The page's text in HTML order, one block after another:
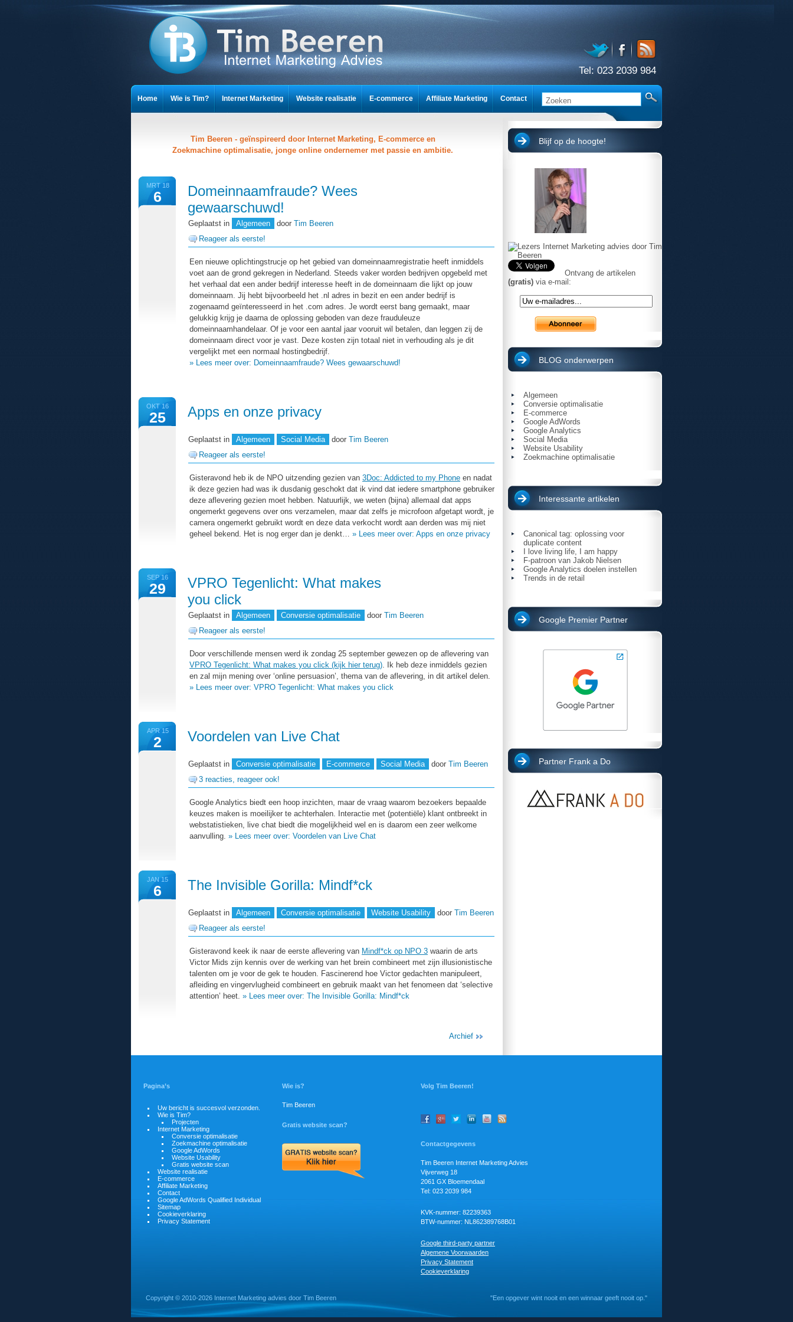
Tel:023 2039 984
Home Wie is Tim? Internet Marketing Website realisatie E-commerce Affiliate Marketing Contact
Tim Beeren - geïnspireerd door Internet Marketing, E-commerce en
Zoekmachine optimalisatie, jonge online ondernemer met passie en ambitie.
MRT 18
6
Domeinnaamfraude? Wees
gewaarschuwd!
Geplaatst in Algemeen door Tim Beeren
Reageer als eerste!
Een nieuwe oplichtingstrucje op het gebied van domeinnaamregistratie heeft inmiddels
voet aan de grond gekregen in Nederland. Steeds vaker worden bedrijven opgebeld met
het verhaal dat een ander bedrijf interesse heeft in de domeinnaam die lijkt op jouw
domeinnaam. Jij hebt bijvoorbeeld het .nl adres in bezit en een ander bedrijf is
zogenaamd geïnteresseerd in het .com adres. Je wordt eerst bang gemaakt, maar
gelukkig krijg je daarna de oplossing geboden van deze frauduleuze
domeinnaamhandelaar. Of je voor een aantal jaar vooruit wil betalen, dan leggen zij de
domeinnaam direct voor je vast. Deze kosten zijn totaal niet in verhouding als je dit
vergelijkt met een normaal hostingbedrijf.
» Lees meer over: Domeinnaamfraude? Wees gewaarschuwd!
OKT 16
25 Apps en onze privacy
Geplaatst in Algemeen Social Media door Tim Beeren
Reageer als eerste!
Gisteravond heb ik de NPO uitzending gezien van 3Doc: Addicted to my Phone en nadat
ik deze gezien had was ik dusdanig geschokt dat ik vind dat iedere smartphone gebruiker
deze aflevering gezien moet hebben. Natuurlijk, we weten (bijna) allemaal dat apps
ongemerkt gegevens over ons verzamelen, maar dat zelfs je microfoon afgetapt wordt, je
camera ongemerkt gebruikt wordt en deze data verkocht wordt aan derden was mij niet
geheel bekend. Het is nog erger dan je denkt… » Lees meer over: Apps en onze privacy
SEP 16
29
VPRO Tegenlicht: What makes
you click
Geplaatst in Algemeen Conversie optimalisatie door Tim Beeren
Reageer als eerste!
Door verschillende mensen werd ik zondag 25 september gewezen op de aflevering van
VPRO Tegenlicht: What makes you click (kijk hier terug). Ik heb deze inmiddels gezien
en zal mijn mening over ‘online persuasion’, thema van de aflevering, in dit artikel delen.
» Lees meer over: VPRO Tegenlicht: What makes you click
APR 15
2 Voordelen van Live Chat
Geplaatst in Conversie optimalisatie E-commerce Social Media door Tim Beeren
3 reacties, reageer ook!
Google Analytics biedt een hoop inzichten, maar de vraag waarom bezoekers bepaalde
keuzes maken is moeilijker te achterhalen. Interactie met (potentiële) klant ontbreekt in
webstatistieken, live chat biedt die mogelijkheid wel en is daarom een zeer welkome
aanvulling. » Lees meer over: Voordelen van Live Chat
JAN 15
6 The Invisible Gorilla: Mindf*ck
Geplaatst in Algemeen Conversie optimalisatie Website Usability door Tim Beeren
Reageer als eerste!
Gisteravond keek ik naar de eerste aflevering van Mindf*ck op NPO 3 waarin de arts
Victor Mids zijn kennis over de werking van het brein combineert met zijn illusionistische
talenten om je voor de gek te houden. Fascinerend hoe Victor gedachten manipuleert,
afleiding en vingervlugheid combineert en gebruik maakt van het fenomeen dat ‘selective
attention’ heet. » Lees meer over: The Invisible Gorilla: Mindf*ck
Archief
Blijf op de hoogte!
Ontvang de artikelen
(gratis) via e-mail:
BLOG onderwerpen
Algemeen
Conversie optimalisatie
E-commerce
Google AdWords
Google Analytics
Social Media
Website Usability
Zoekmachine optimalisatie
Interessante artikelen
Canonical tag: oplossing voor
duplicate content
I love living life, I am happy
F-patroon van Jakob Nielsen
Google Analytics doelen instellen
Trends in de retail
Google Premier Partner
Partner Frank a Do
Pagina’s
Uw bericht is succesvol verzonden.
Wie is Tim?
Projecten
Internet Marketing
Conversie optimalisatie
Zoekmachine optimalisatie
Google AdWords
Website Usability
Gratis website scan
Website realisatie
E-commerce
Affiliate Marketing
Contact
Google AdWords Qualified Individual
Sitemap
Cookieverklaring
Privacy Statement
Wie is?
Tim Beeren
Gratis website scan?
Volg Tim Beeren!
Contactgegevens
Tim Beeren Internet Marketing Advies
Vijverweg 18
2061 GX Bloemendaal
Tel: 023 2039 984
KVK-nummer: 82239363
BTW-nummer: NL862389768B01
Google third-party partner
Algemene Voorwaarden
Privacy Statement
Cookieverklaring
Copyright © 2010-2026 Internet Marketing advies door Tim Beeren "Een opgever wint nooit en een winnaar geeft nooit op."